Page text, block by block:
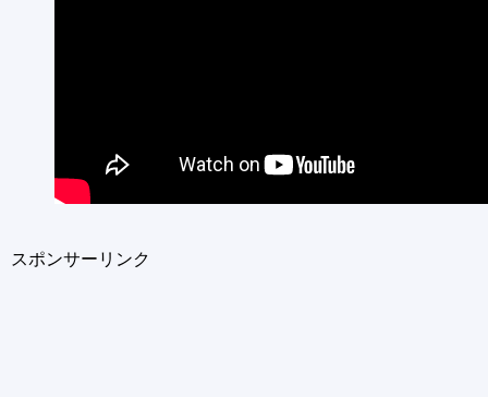
スポンサーリンク